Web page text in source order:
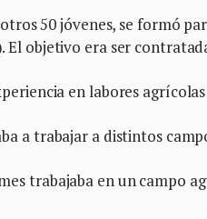
50 jóvenes, se formó
El objetivo era ser
en labores
a trabajar a distintos
trabajaba en un campo